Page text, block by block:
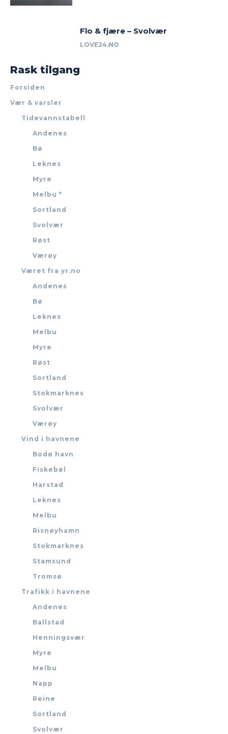
Flo & fjære – Svolvær
LOVE24.NO
Rask tilgang
Forsiden
Vær & varsler
Tidevannstabell
Andenes
Bø
Leknes
Myre
Melbu *
Sortland
Svolvær
Røst
Værøy
Været fra yr.no
Andenes
Bø
Leknes
Melbu
Myre
Røst
Sortland
Stokmarknes
Svolvær
Værøy
Vind i havnene
Bodø havn
Fiskebøl
Harstad
Leknes
Melbu
Risnøyhamn
Stokmarknes
Stamsund
Tromsø
Trafikk i havnene
Andenes
Ballstad
Henningsvær
Myre
Melbu
Napp
Reine
Sortland
Svolvær